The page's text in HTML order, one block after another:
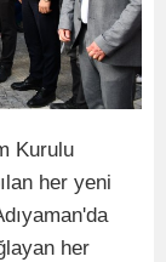
Kurulu
her yeni
her